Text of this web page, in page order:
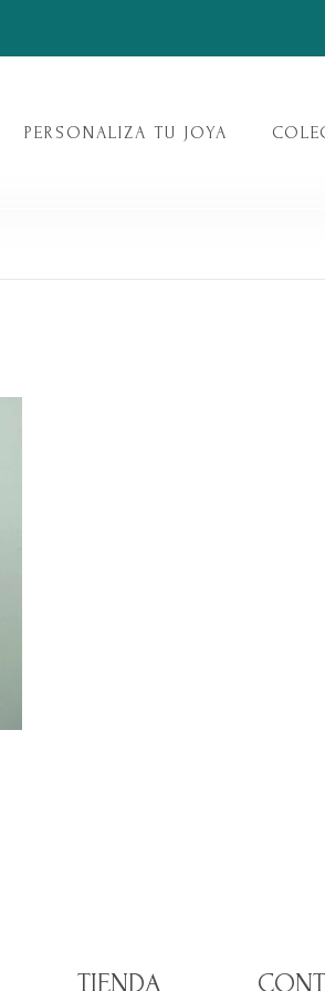
PERSONALIZA TU JOYA
TIENDA